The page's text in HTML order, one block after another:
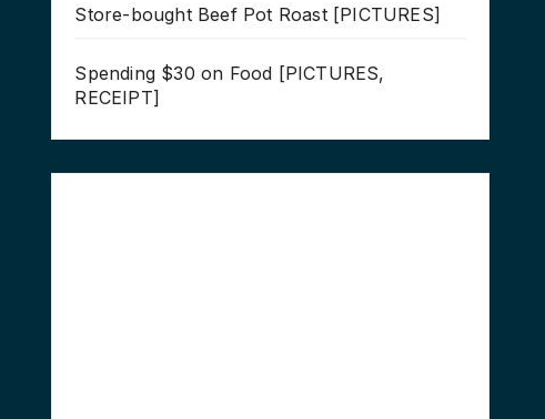
Store-bought Beef Pot Roast [PICTURES]
Spending $30 on Food [PICTURES,
RECEIPT]